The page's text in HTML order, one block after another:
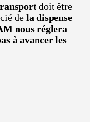
doit être
de la dispense
nous réglera
à avancer les